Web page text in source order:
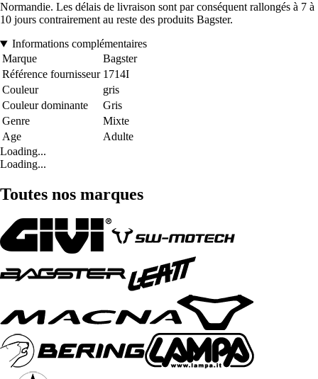
Normandie. Les délais de livraison sont par conséquent rallongés à 7 à
10 jours contrairement au reste des produits Bagster.
Informations complémentaires
Marque
Bagster
Référence fournisseur 1714I
Couleur
gris
Couleur dominante
Gris
Genre
Mixte
Age
Adulte
Loading...
Loading...
Toutes nos marques